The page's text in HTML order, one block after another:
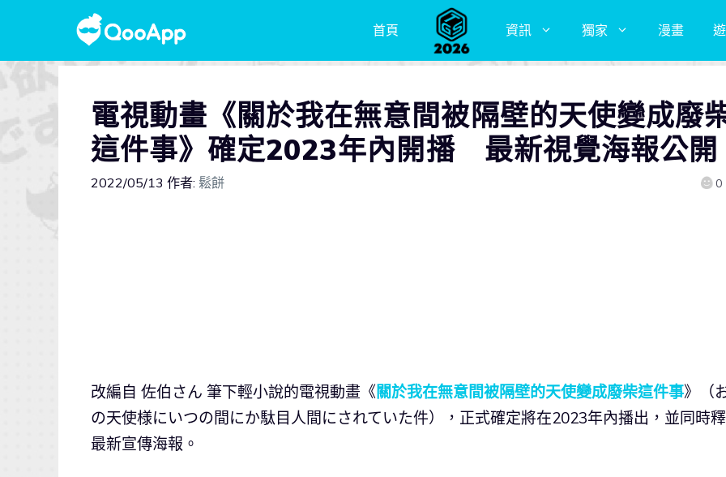
首頁 資訊 獨家 漫畫
電視動畫《關於我在無意間被隔壁的天使變成廢
這件事》確定2023年內開播 最新視覺海報公開
2022/05/13 作者: 鬆餅 0
改編自 佐伯さん 筆下輕小說的電視動畫《關於我在無意間被隔壁的天使變成廢柴這件事》（
の天使様にいつの間にか駄目人間にされていた件），正式確定將在2023年內播出，並同時
最新宣傳海報。